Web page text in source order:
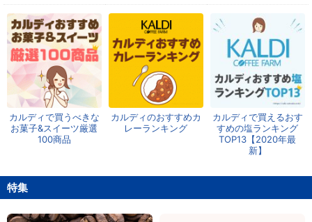
カルディで買うべきな
お菓子&スイーツ厳選
100商品
カルディのおすすめカ
レーランキング
カルディで買えるおす
すめの塩ランキング
TOP13【2020年最
新】
特集